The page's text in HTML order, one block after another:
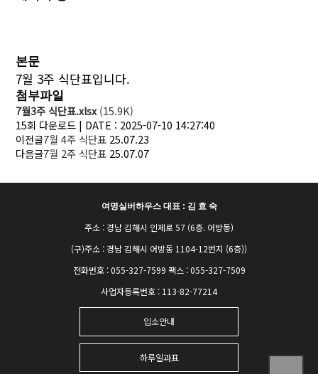
본문
7월 3주 식단표입니다.
첨부파일
7월3주 식단표.xlsx(15.9K)
15회 다운로드 | DATE : 2025-07-10 14:27:40
이전글7월 4주 식단표 25.07.23
다음글7월 2주 식단표 25.07.07
여명실버하우스 대표 : 김 효 숙
주소 : 경남 김해시 인제로 57 (6층. 어방동)
(구)주소 : 경남 김해시 어방동 1104-12번지 (6층))
전화번호 : 055-327-7599 팩스 : 055-327-7509
사업자등록번호 : 113-82-77214
입소안내
하루일과표